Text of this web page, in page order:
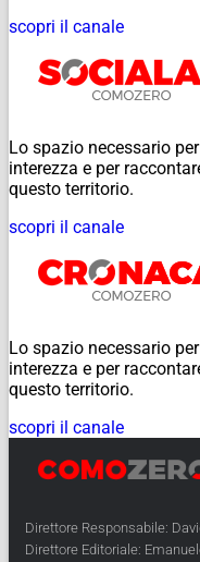
scopri il canale
Lo spazio necessario
interezza e per
questo territorio.
scopri il canale
Lo spazio necessario
interezza e per
questo territorio.
scopri il canale
Direttore Responsabile:
Direttore Editoriale: